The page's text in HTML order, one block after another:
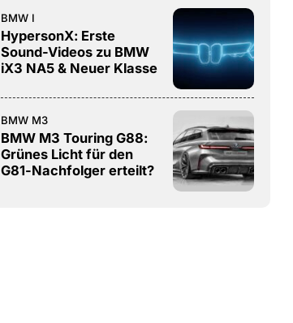
BMW I
HypersonX: Erste
Sound-Videos zu BMW
iX3 NA5 & Neuer Klasse
BMW M3
BMW M3 Touring G88:
Grünes Licht für den
G81-Nachfolger erteilt?